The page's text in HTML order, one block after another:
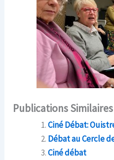
Publications
Ciné Débat:
Débat au Cercle
Ciné débat